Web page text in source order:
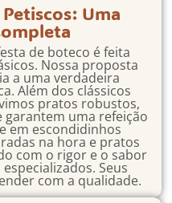
Uma
de boteco é feita
Nossa proposta
a uma verdadeira
Além dos clássicos
pratos robustos,
garantem uma refeição
em escondidinhos
na hora e pratos
com o rigor e o sabor
Seus
com a qualidade.